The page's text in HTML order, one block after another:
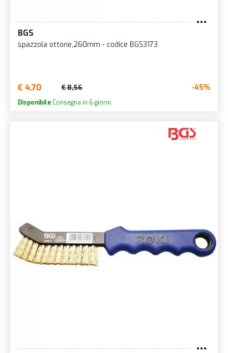
BGS
spazzola ottone,260mm - codice BGS3173
€ 4,70 € 8,56 -45%
Disponibile Consegna in 6 giorni.